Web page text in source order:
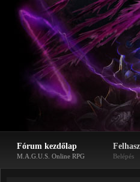
Fórum kezdőlap
M.A.G.U.S. Online RPG Belépés